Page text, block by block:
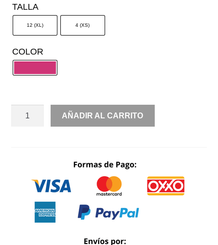
TALLA
12 (XL) 4 (XS)
COLOR
LENTEJUELA
ABERTURA
PIERNA
AÑADIR AL CARRITO